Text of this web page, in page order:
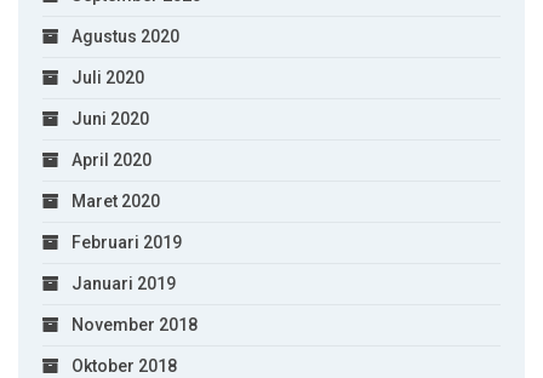
Agustus 2020
Juli 2020
Juni 2020
April 2020
Maret 2020
Februari 2019
Januari 2019
November 2018
Oktober 2018